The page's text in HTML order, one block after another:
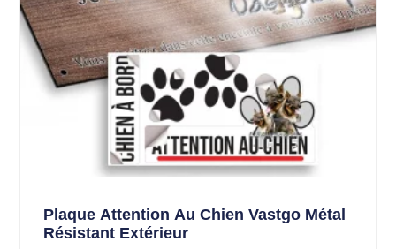
Plaque Attention Au Chien Vastgo Métal
Résistant Extérieur